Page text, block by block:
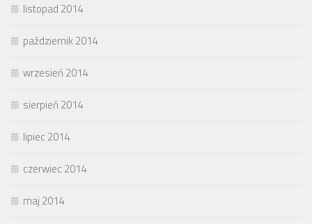
listopad 2014
październik 2014
wrzesień 2014
sierpień 2014
lipiec 2014
czerwiec 2014
maj 2014